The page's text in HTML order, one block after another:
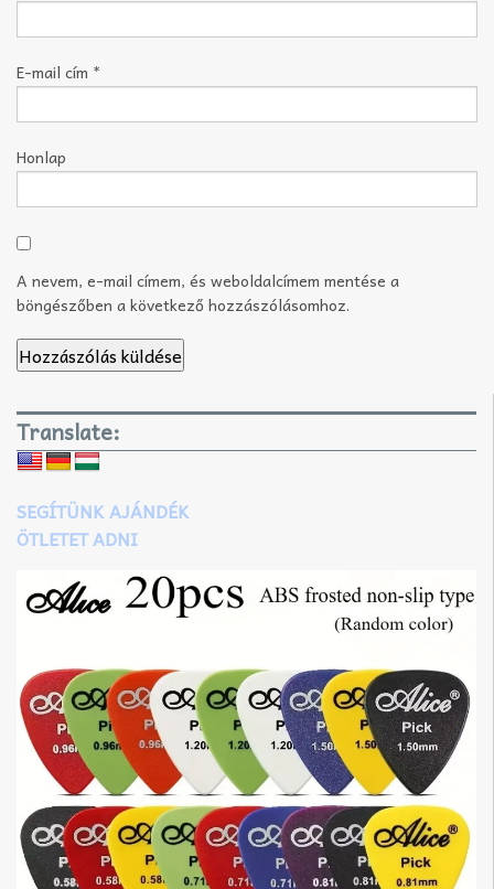
E-mail cím *
Honlap
A nevem, e-mail címem, és weboldalcímem mentése a
böngészőben a következő hozzászólásomhoz.
Translate:
SEGÍTÜNK AJÁNDÉK
ÖTLETET ADNI